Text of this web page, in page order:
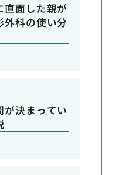
直面した親が
外科の使い分
が決まってい